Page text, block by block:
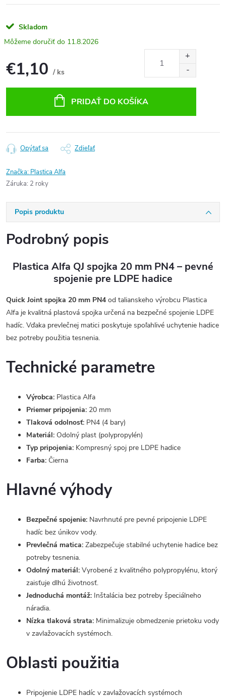
Skladom
11.8.2026
€1,10 / ks
PRIDAŤ DO KOŠÍKA
Opýtať sa Zdieľať
Značka: Plastica Alfa
Záruka: 2 roky
Popis produktu
Podrobný popis
Plastica Alfa QJ spojka 20 mm PN4 – pevné
spojenie pre LDPE hadice
Quick Joint spojka 20 mm PN4 od talianskeho výrobcu Plastica
Alfa je kvalitná plastová spojka určená na bezpečné spojenie LDPE
hadíc. Vďaka prevlečnej matici poskytuje spoľahlivé uchytenie hadice
bez potreby použitia tesnenia.
Technické parametre
Výrobca: Plastica Alfa
Priemer pripojenia: 20 mm
Tlaková odolnosť: PN4 (4 bary)
Materiál: Odolný plast (polypropylén)
Typ pripojenia: Kompresný spoj pre LDPE hadice
Farba: Čierna
Hlavné výhody
Bezpečné spojenie: Navrhnuté pre pevné pripojenie LDPE
hadíc bez únikov vody.
Prevlečná matica: Zabezpečuje stabilné uchytenie hadice bez
potreby tesnenia.
Odolný materiál: Vyrobené z kvalitného polypropylénu, ktorý
zaisťuje dlhú životnosť.
Jednoduchá montáž: Inštalácia bez potreby špeciálneho
náradia.
Nízka tlaková strata: Minimalizuje obmedzenie prietoku vody
v zavlažovacích systémoch.
Oblasti použitia
Pripojenie LDPE hadíc v zavlažovacích systémoch